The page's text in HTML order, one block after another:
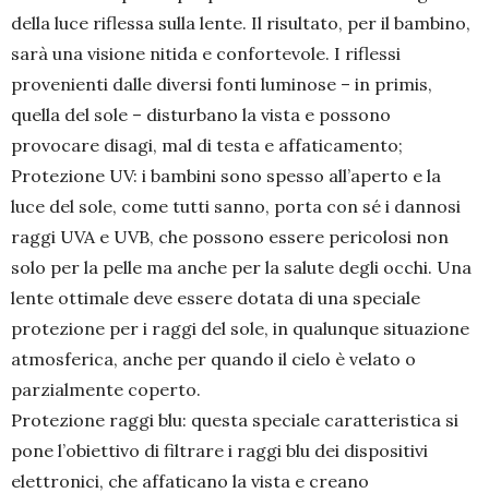
della luce riflessa sulla lente. Il risultato, per il bambino,
sarà una visione nitida e confortevole. I riflessi
provenienti dalle diversi fonti luminose – in primis,
quella del sole – disturbano la vista e possono
provocare disagi, mal di testa e affaticamento;
Protezione UV: i bambini sono spesso all’aperto e la
luce del sole, come tutti sanno, porta con sé i dannosi
raggi UVA e UVB, che possono essere pericolosi non
solo per la pelle ma anche per la salute degli occhi. Una
lente ottimale deve essere dotata di una speciale
protezione per i raggi del sole, in qualunque situazione
atmosferica, anche per quando il cielo è velato o
parzialmente coperto.
Protezione raggi blu: questa speciale caratteristica si
pone l’obiettivo di filtrare i raggi blu dei dispositivi
elettronici, che affaticano la vista e creano